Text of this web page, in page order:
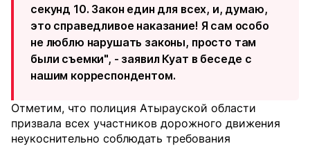
секунд 10. Закон един для всех, и, думаю,
это справедливое наказание! Я сам особо
не люблю нарушать законы, просто там
были съемки", - заявил Куат в беседе с
нашим корреспондентом.
Отметим, что полиция Атырауской области
призвала всех участников дорожного движения
неукоснительно соблюдать требования